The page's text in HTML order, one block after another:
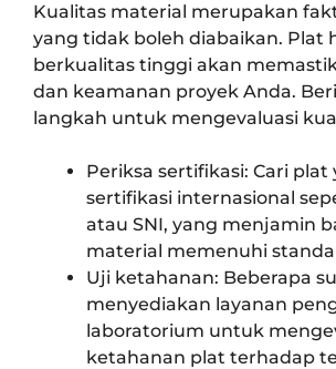
Kualitas material merupakan
yang tidak boleh diabaikan. Plat
berkualitas tinggi akan
dan keamanan proyek Anda.
langkah untuk mengevaluasi
Periksa sertifikasi: Cari
sertifikasi internasional
atau SNI, yang menjamin
material memenuhi
Uji ketahanan: Beberapa
menyediakan layanan
laboratorium untuk
ketahanan plat terhadap